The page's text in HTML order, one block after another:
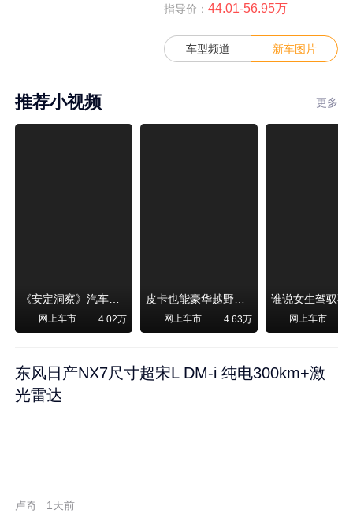
指导价： 44.01-56.95万
车型频道 新车图片
推荐小视频 更多
《安定洞察》汽车烧不烧油，和石油安全无关！
网上车市 4.02万
皮卡也能豪华越野！纵横F700上市，限时卖29.99万起
网上车市 4.63万 网上车市
东风日产NX7尺寸超宋L DM-i 纯电300km+激
光雷达
卢奇 1天前